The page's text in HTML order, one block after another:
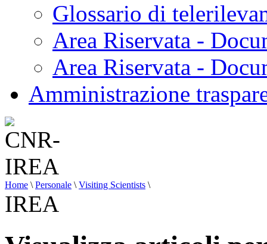
Glossario di
Area Riservata -
Area Riservata -
Amministrazione
Home \ Personale \ Visiting Scientists \
IREA